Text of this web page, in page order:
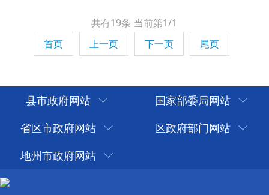
共有19条 当前第1/1
首页
上一页 下一页 尾页
县市政府网站
国家部委局网站
省区市政府网站
区政府部门网站
地州市政府网站